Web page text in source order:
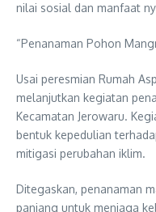
nilai sosial dan manfaat
“Penanaman Pohon
Usai peresmian Rumah
melanjutkan kegiatan
Kecamatan Jerowaru.
bentuk kepedulian
mitigasi perubahan iklim.
Ditegaskan, penanaman
panjang untuk menjaga